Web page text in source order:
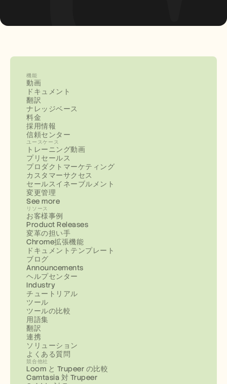
機能
動画
ドキュメント
翻訳
ナレッジベース
料金
採用情報
信頼センター
ユースケース
トレーニング動画
プリセールス
プロダクトマーケティング
カスタマーサクセス
セールスイネーブルメント
変更管理
See more
リソース
お客様事例
Product Releases
変革の担い手
Chrome拡張機能
ドキュメントテンプレート
ブログ
Announcements
ヘルプセンター
Industry
チュートリアル
ツール
ツールの比較
用語集
翻訳
連携
ソリューション
よくある質問
競合他社
Loom と Trupeer の比較
Camtasia 対 Trupeer